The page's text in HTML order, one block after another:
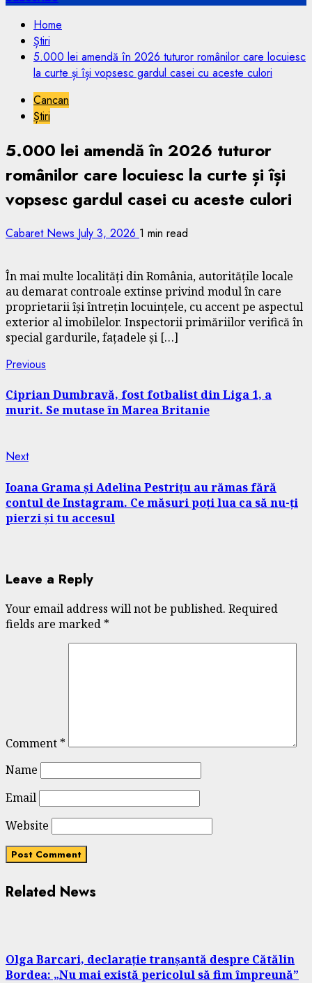
Home
Știri
5.000 lei amendă în 2026 tuturor românilor care locuiesc
la curte și își vopsesc gardul casei cu aceste culori
Cancan
Știri
5.000 lei amendă în 2026 tuturor
românilor care locuiesc la curte și își
vopsesc gardul casei cu aceste culori
Cabaret News July 3, 2026 1 min read
În mai multe localități din România, autoritățile locale
au demarat controale extinse privind modul în care
proprietarii își întrețin locuințele, cu accent pe aspectul
exterior al imobilelor. Inspectorii primăriilor verifică în
special gardurile, fațadele și […]
Continue
Reading
Previous
Ciprian Dumbravă, fost fotbalist din Liga 1, a
murit. Se mutase în Marea Britanie
NextNext
Ioana Grama și Adelina Pestrițu au rămas fără
contul de Instagram. Ce măsuri poți lua ca să nu-ți
pierzi și tu accesul
Leave a Reply
Your email address will not be published. Required
fields are marked *
Comment *
Name
Email
Website
Related News
Olga Barcari, declarație tranșantă despre Cătălin
Bordea: „Nu mai există pericolul să fim împreună”